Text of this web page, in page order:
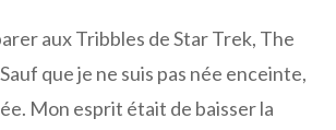
aux Tribbles de Star Trek, The
que je ne suis pas née enceinte,
Mon esprit était de baisser la